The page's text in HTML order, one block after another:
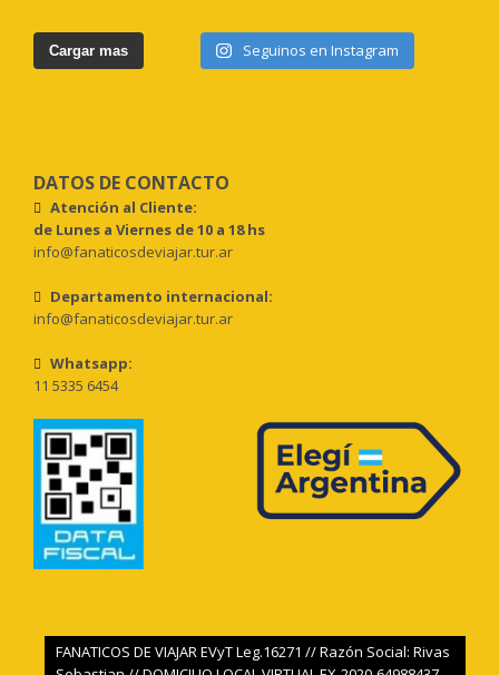
Cargar mas Seguinos en Instagram
DATOS DE CONTACTO
Atención al Cliente:
de Lunes a Viernes de 10 a 18 hs
info@fanaticosdeviajar.tur.ar
Departamento internacional:
info@fanaticosdeviajar.tur.ar
Whatsapp:
11 5335 6454
FANATICOS DE VIAJAR EVyT Leg.16271 // Razón Social: Rivas